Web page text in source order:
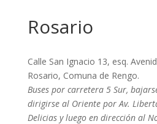
Rosario
Calle San Ignacio 13, esq.
Rosario, Comuna de Rengo.
Buses por carretera 5 Sur,
dirigirse al Oriente por Av.
Delicias y luego en dirección al